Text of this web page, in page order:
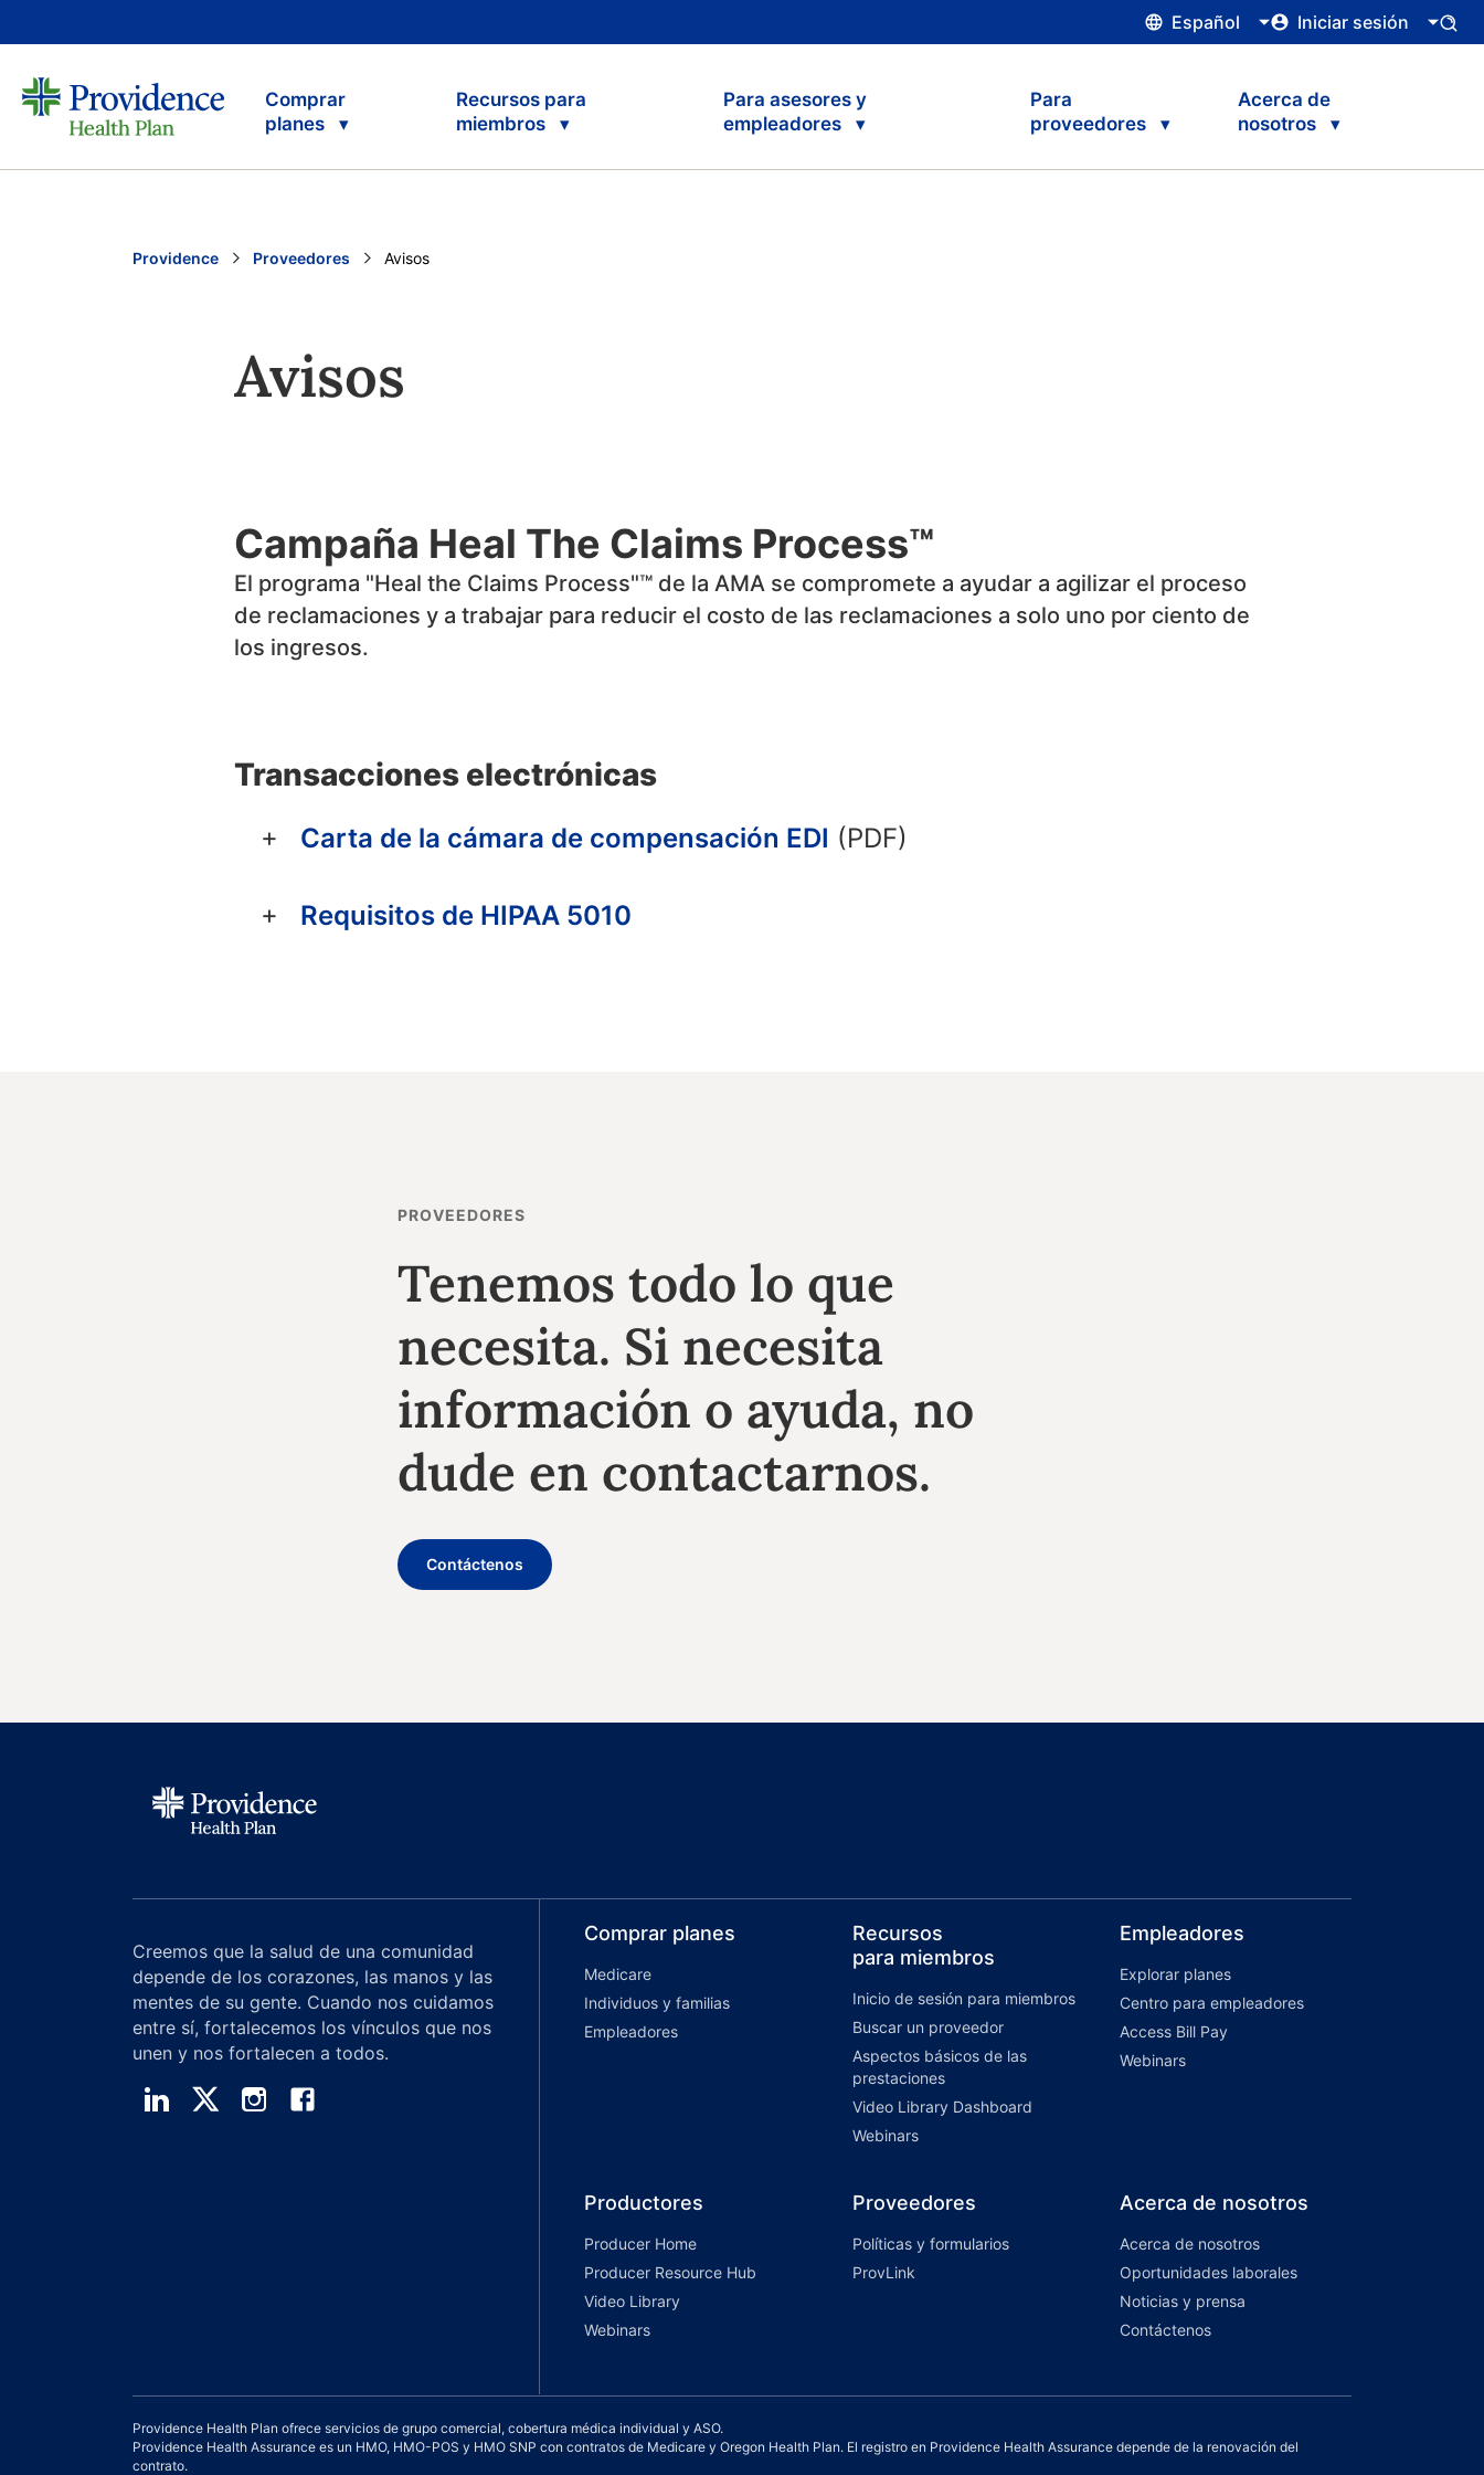
Español Iniciar sesión
Comprar
planes
Recursos para
miembros
Para asesores y
empleadores
Para
proveedores
Acerca de
nosotros
Providence Proveedores Current:
Avisos
Avisos
Campaña Heal The Claims Process™
El programa "Heal the Claims Process"™ de la AMA se compromete a ayudar a agilizar el proceso
de reclamaciones y a trabajar para reducir el costo de las reclamaciones a solo uno por ciento de
los ingresos.
Transacciones electrónicas
Carta de la cámara de compensación EDI (PDF)
Requisitos de HIPAA 5010
PROVEEDORES
Tenemos todo lo que
necesita. Si necesita
información o ayuda, no
dude en contactarnos.
Contáctenos
Creemos que la salud de una comunidad
depende de los corazones, las manos y las
mentes de su gente. Cuando nos cuidamos
entre sí, fortalecemos los vínculos que nos
unen y nos fortalecen a todos.
Comprar planes
Medicare
Individuos y familias
Empleadores
Recursos
para miembros
Inicio de sesión para miembros
Buscar un proveedor
Aspectos básicos de las
prestaciones
Video Library Dashboard
Webinars
Empleadores
Explorar planes
Centro para empleadores
Access Bill Pay
Webinars
Productores
Producer Home
Producer Resource Hub
Video Library
Webinars
Proveedores
Políticas y formularios
ProvLink
Acerca de nosotros
Acerca de nosotros
Oportunidades laborales
Noticias y prensa
Contáctenos
Providence Health Plan ofrece servicios de grupo comercial, cobertura médica individual y ASO.
Providence Health Assurance es un HMO, HMO-POS y HMO SNP con contratos de Medicare y Oregon Health Plan. El registro en Providence Health Assurance depende de la renovación del
contrato.